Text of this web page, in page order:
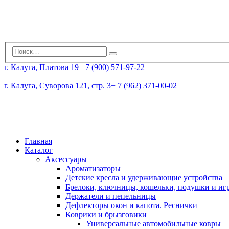
г. Калуга, Платова 19+ 7 (900) 571-97-22
г. Калуга, Суворова 121, стр. 3+ 7 (962) 371-00-02
Главная
Каталог
Аксессуары
Ароматизаторы
Детские кресла и удерживающие устройства
Брелоки, ключницы, кошельки, подушки и
Держатели и пепельницы
Дефлекторы окон и капота. Реснички
Коврики и брызговики
Универсальные автомобильные ковры